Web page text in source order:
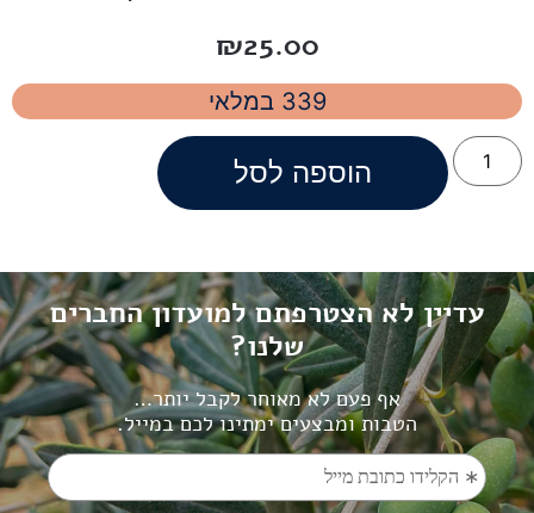
₪25.00
339 במלאי
הוספה לסל
עדיין לא הצטרפתם למועדון החברים
שלנו?
אף פעם לא מאוחר לקבל יותר…
הטבות ומבצעים ימתינו לכם במייל.